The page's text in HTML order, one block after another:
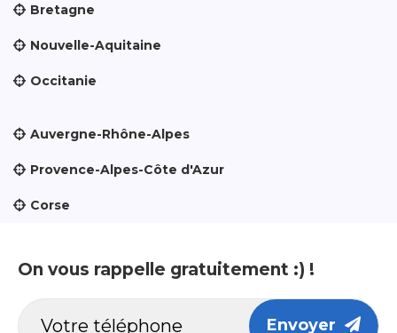
Bretagne
Nouvelle-Aquitaine
Occitanie
Auvergne-Rhône-Alpes
Provence-Alpes-Côte d'Azur
Corse
On vous rappelle gratuitement :) !
Envoyer